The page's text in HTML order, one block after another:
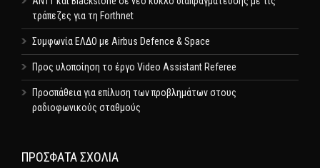
τράπεζες για τη Forthnet
Συμφωνία ΕΛΔΟ με Airbus Defence & Space
Προς υλοποίηση το έργο Video Assistant Referee
Προσπάθεια για επίλυση των προβλημάτων στους
ραδιοφωνικούς σταθμούς
ΠΡΌΣΦΑΤΑ ΣΧΌΛΙΑ